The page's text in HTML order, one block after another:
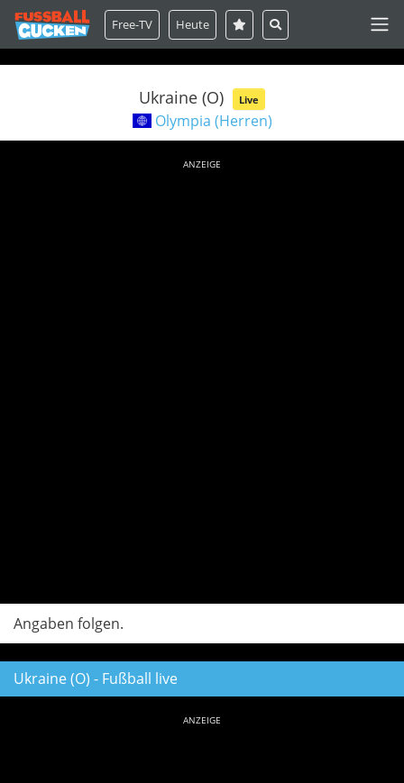
Free-TV Heute
Ukraine (O) Live
Olympia (Herren)
ANZEIGE
Angaben folgen.
Ukraine (O) - Fußball live
ANZEIGE